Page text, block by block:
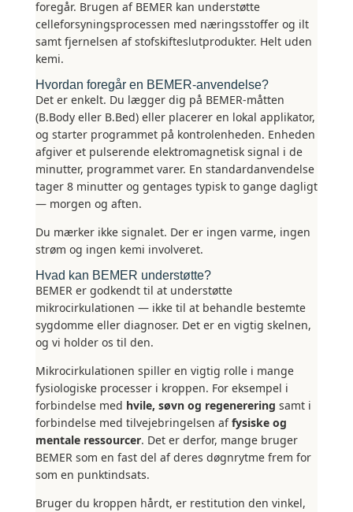
foregår. Brugen af BEMER kan understøtte
celleforsyningsprocessen med næringsstoffer og ilt
samt fjernelsen af stofskifteslutprodukter. Helt uden
kemi.
Hvordan foregår en BEMER-anvendelse?
Det er enkelt. Du lægger dig på BEMER-måtten
(B.Body eller B.Bed) eller placerer en lokal applikator,
og starter programmet på kontrolenheden. Enheden
afgiver et pulserende elektromagnetisk signal i de
minutter, programmet varer. En standardanvendelse
tager 8 minutter og gentages typisk to gange dagligt
— morgen og aften.
Du mærker ikke signalet. Der er ingen varme, ingen
strøm og ingen kemi involveret.
Hvad kan BEMER understøtte?
BEMER er godkendt til at understøtte
mikrocirkulationen — ikke til at behandle bestemte
sygdomme eller diagnoser. Det er en vigtig skelnen,
og vi holder os til den.
Mikrocirkulationen spiller en vigtig rolle i mange
fysiologiske processer i kroppen. For eksempel i
forbindelse med hvile, søvn og regenerering samt i
forbindelse med tilvejebringelsen affysiske og
mentale ressourcer. Det er derfor, mange bruger
BEMER som en fast del af deres døgnrytme frem for
som en punktindsats.
Bruger du kroppen hårdt, er restitution den vinkel,